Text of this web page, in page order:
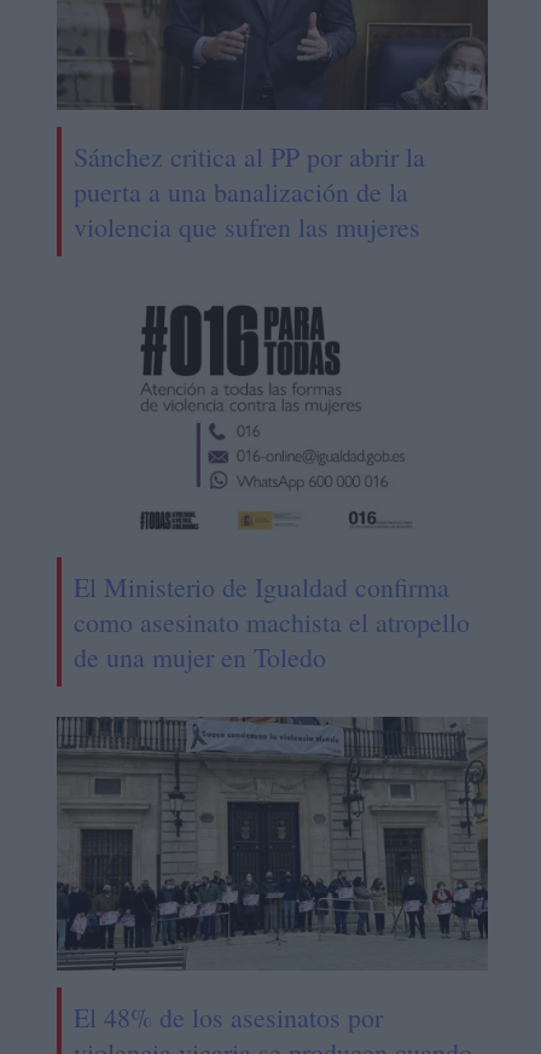
Sánchez critica al PP por abrir la
puerta a una banalización de la
violencia que sufren las mujeres
El Ministerio de Igualdad confirma
como asesinato machista el atropello
de una mujer en Toledo
El 48% de los asesinatos por